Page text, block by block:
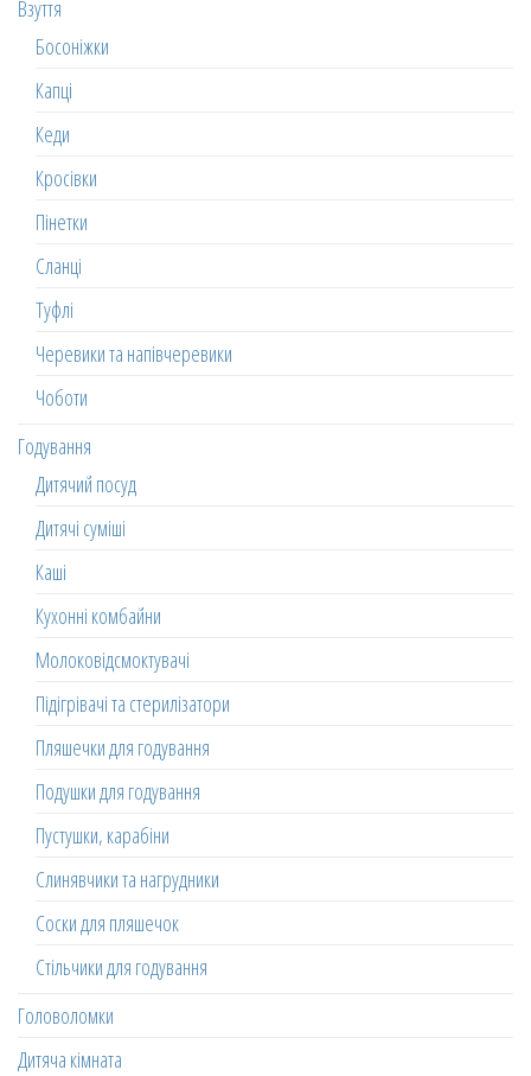
Взуття
Босоніжки
Капці
Кеди
Кросівки
Пінетки
Сланці
Туфлі
Черевики та напівчеревики
Чоботи
Годування
Дитячий посуд
Дитячі суміші
Каші
Кухонні комбайни
Молоковідсмоктувачі
Підігрівачі та стерилізатори
Пляшечки для годування
Подушки для годування
Пустушки, карабіни
Слинявчики та нагрудники
Соски для пляшечок
Стільчики для годування
Головоломки
Дитяча кімната